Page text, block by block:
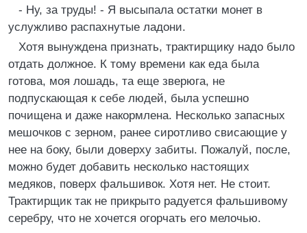
- Ну, за труды! - Я высыпала остатки монет в
услужливо распахнутые ладони.
Хотя вынуждена признать, трактирщику надо было
отдать должное. К тому времени как еда была
готова, моя лошадь, та еще зверюга, не
подпускающая к себе людей, была успешно
почищена и даже накормлена. Несколько запасных
мешочков с зерном, ранее сиротливо свисающие у
нее на боку, были доверху забиты. Пожалуй, после,
можно будет добавить несколько настоящих
медяков, поверх фальшивок. Хотя нет. Не стоит.
Трактирщик так не прикрыто радуется фальшивому
серебру, что не хочется огорчать его мелочью.